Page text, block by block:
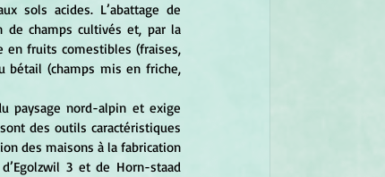
sols acides. L’abattage de
de champs cultivés et, par la
en fruits comestibles (fraises,
bétail (champs mis en friche,
paysage nord-alpin et exige
des outils caractéristiques
des maisons à la fabrication
3 et de Horn-staad